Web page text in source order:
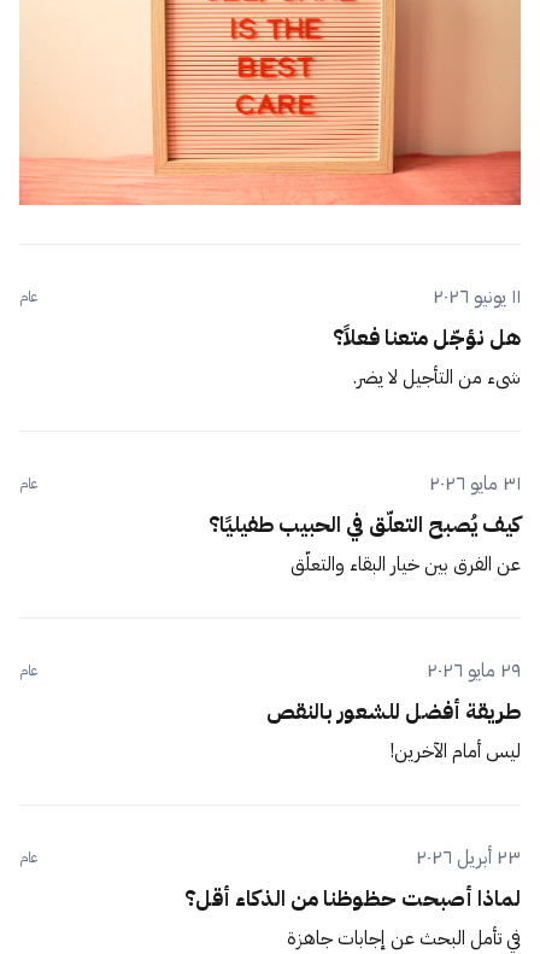
١١ يونيو ٢٠٢٦ عام
هل نؤجّل متعنا فعلاً؟
شيء من التأجيل لا يضر.
٣١ مايو ٢٠٢٦ عام
كيف يُصبح التعلّق في الحبيب طفيليًا؟
عن الفرق بين خيار البقاء والتعلّق
٢٩ مايو ٢٠٢٦ عام
طريقة أفضل للشعور بالنقص
ليس أمام الآخرين!
٢٣ أبريل ٢٠٢٦ عام
لماذا أصبحت حظوظنا من الذكاء أقل؟
في تأمل البحث عن إجابات جاهزة